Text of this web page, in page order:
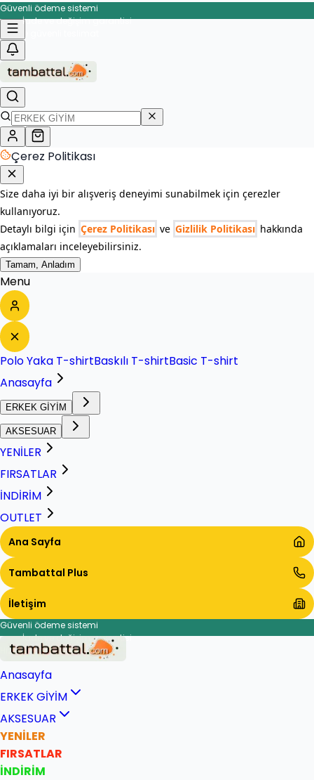
Güvenli ödeme sistemi
İade ve değişim garantisi
Çerez Politikası
Size daha iyi bir alışveriş deneyimi sunabilmek için çerezler
kullanıyoruz.
Detaylı bilgi için Çerez Politikası ve Gizlilik Politikası hakkında
açıklamaları inceleyebilirsiniz.
Tamam, Anladım
Menu
Polo Yaka T-shirtBaskılı T-shirtBasic T-shirt
Anasayfa
ERKEK GİYİM
AKSESUAR
YENİLER
FIRSATLAR
İNDİRİM
OUTLET
Ana Sayfa
Tambattal Plus
İletişim
Güvenli ödeme sistemi
İade ve değişim garantisi
Anasayfa
ERKEK GİYİM
AKSESUAR
YENİLER
FIRSATLAR
İNDİRİM